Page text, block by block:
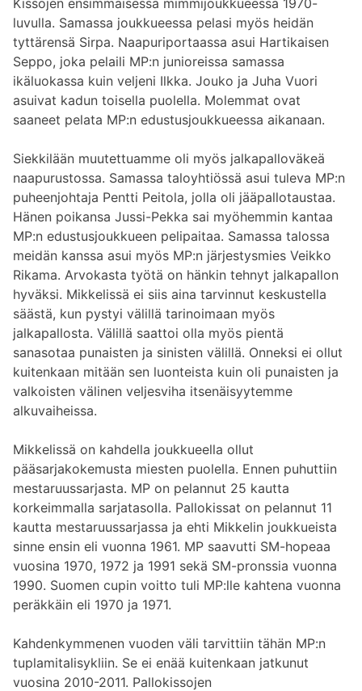
luvulla. Samassa joukkueessa pelasi myös heidän
tyttärensä Sirpa. Naapuriportaassa asui Hartikaisen
Seppo, joka pelaili MP:n junioreissa samassa
ikäluokassa kuin veljeni Ilkka. Jouko ja Juha Vuori
asuivat kadun toisella puolella. Molemmat ovat
saaneet pelata MP:n edustusjoukkueessa aikanaan.
Siekkilään muutettuamme oli myös jalkapalloväkeä
naapurustossa. Samassa taloyhtiössä asui tuleva MP:n
puheenjohtaja Pentti Peitola, jolla oli jääpallotaustaa.
Hänen poikansa Jussi-Pekka sai myöhemmin kantaa
MP:n edustusjoukkueen pelipaitaa. Samassa talossa
meidän kanssa asui myös MP:n järjestysmies Veikko
Rikama. Arvokasta työtä on hänkin tehnyt jalkapallon
hyväksi. Mikkelissä ei siis aina tarvinnut keskustella
säästä, kun pystyi välillä tarinoimaan myös
jalkapallosta. Välillä saattoi olla myös pientä
sanasotaa punaisten ja sinisten välillä. Onneksi ei ollut
kuitenkaan mitään sen luonteista kuin oli punaisten ja
valkoisten välinen veljesviha itsenäisyytemme
alkuvaiheissa.
Mikkelissä on kahdella joukkueella ollut
pääsarjakokemusta miesten puolella. Ennen puhuttiin
mestaruussarjasta. MP on pelannut 25 kautta
korkeimmalla sarjatasolla. Pallokissat on pelannut 11
kautta mestaruussarjassa ja ehti Mikkelin joukkueista
sinne ensin eli vuonna 1961. MP saavutti SM-hopeaa
vuosina 1970, 1972 ja 1991 sekä SM-pronssia vuonna
1990. Suomen cupin voitto tuli MP:lle kahtena vuonna
peräkkäin eli 1970 ja 1971.
Kahdenkymmenen vuoden väli tarvittiin tähän MP:n
tuplamitalisykliin. Se ei enää kuitenkaan jatkunut
vuosina 2010-2011. Pallokissojen